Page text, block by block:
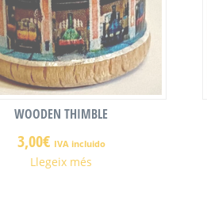
WOODEN THIMBLE
3,00€ IVA incluido
Llegeix més